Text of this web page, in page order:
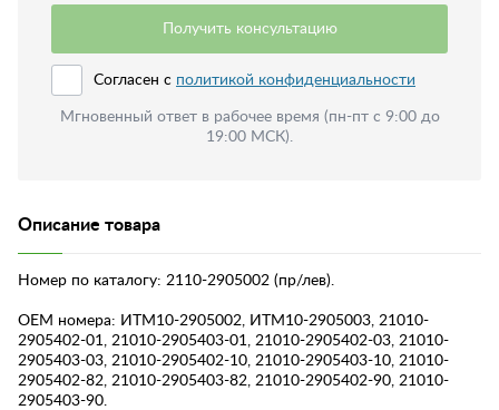
Получить консультацию
Согласен с политикой конфиденциальности
Мгновенный ответ в рабочее время (пн-пт с 9:00 до
19:00 МСК).
Описание товара
Номер по каталогу: 2110-2905002 (пр/лев).
OEM номера: ИТМ10-2905002, ИТМ10-2905003, 21010-
2905402-01, 21010-2905403-01, 21010-2905402-03, 21010-
2905403-03, 21010-2905402-10, 21010-2905403-10, 21010-
2905402-82, 21010-2905403-82, 21010-2905402-90, 21010-
2905403-90.